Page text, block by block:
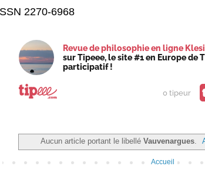
2270-6968
Revue de philosophie en ligne
sur Tipeee, le site #1 en Europe de
participatif !
0 tipeur
Aucun article portant le libellé Vauvenargues.
Accueil